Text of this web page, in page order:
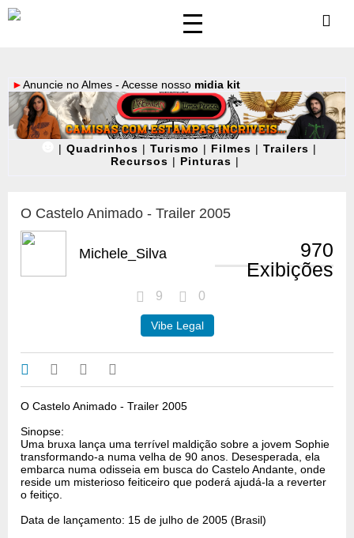
►Anuncie no Almes - Acesse nosso midia kit
☻| Quadrinhos | Turismo | Filmes | Trailers |
Recursos | Pinturas |
O Castelo Animado - Trailer 2005
Michele_Silva
970
Exibições
9 0
Vibe Legal
O Castelo Animado - Trailer 2005
Sinopse:
Uma bruxa lança uma terrível maldição sobre a jovem Sophie
transformando-a numa velha de 90 anos. Desesperada, ela
embarca numa odisseia em busca do Castelo Andante, onde
reside um misterioso feiticeiro que poderá ajudá-la a reverter
o feitiço.
Data de lançamento: 15 de julho de 2005 (Brasil)